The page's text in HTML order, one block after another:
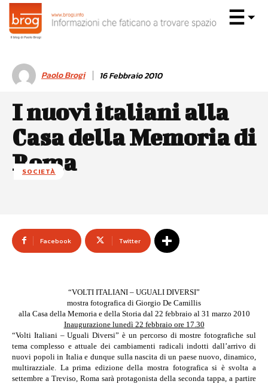
Paolo Brogi 16 Febbraio 2010
I nuovi italiani alla
Casa della Memoria di
Roma
SOCIETÀ
Facebook Twitter
“VOLTI ITALIANI – UGUALI DIVERSI”
mostra fotografica di Giorgio De Camillis
alla Casa della Memoria e della Storia dal 22 febbraio al 31 marzo 2010
Inaugurazione lunedì 22 febbraio ore 17.30
“Volti Italiani – Uguali Diversi” è un percorso di mostre fotografiche sul
tema complesso e attuale dei cambiamenti radicali indotti dall’arrivo di
nuovi popoli in Italiae dunque sulla nascita di un paese nuovo, dinamico,
multirazziale. La prima edizione della mostra fotografica si è svolta a
settembre a Treviso, Roma sarà protagonista della seconda tappa, a partire